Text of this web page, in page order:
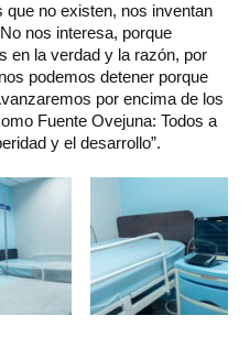
no existen, nos inventan
nos interesa, porque
en la verdad y la razón, por
podemos detener porque
por encima de los
Fuente Ovejuna: Todos a
y el desarrollo”.